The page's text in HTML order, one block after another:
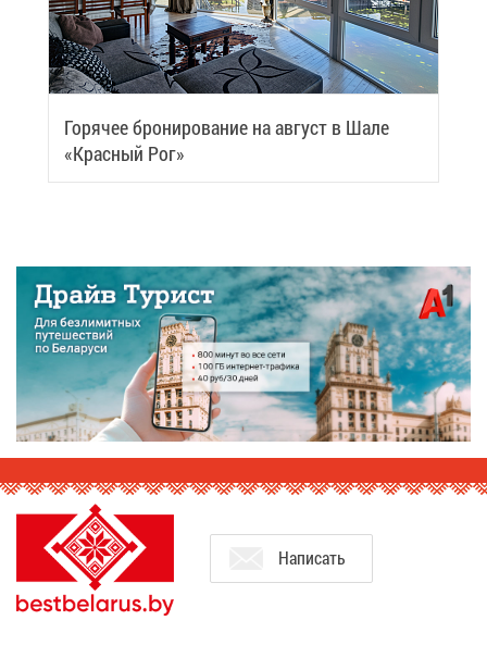
Го­ря­чее бро­ни­ро­ва­ние на ав­густ в Ша­ле
«Крас­ный Рог»
На­пи­сать